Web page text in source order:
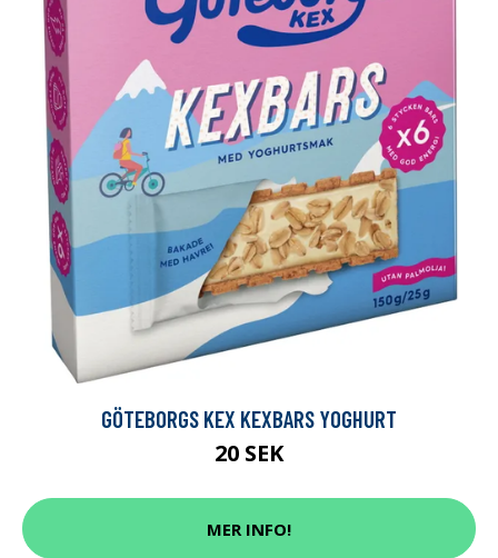
GÖTEBORGS KEX KEXBARS YOGHURT
20 SEK
MER INFO!